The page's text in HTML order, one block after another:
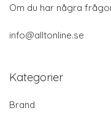
Om du har några
info@alltonline.se
Kategorier
Brand